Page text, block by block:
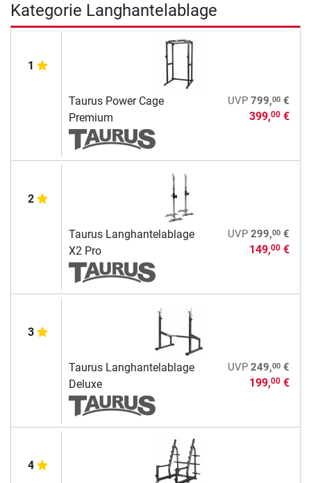
Kategorie Langhantelablage
1
Taurus Power Cage
Premium
UVP 799,00€
399,00€
2
Taurus Langhantelablage
X2 Pro
UVP 299,00€
149,00€
3
Taurus Langhantelablage
Deluxe
UVP 249,00€
199,00€
4